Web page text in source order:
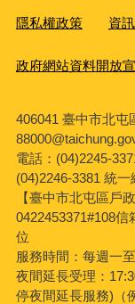
隱私權政策 資
政府網站資料開放
406041 臺中市北屯
電話：(04)2245-
(04)2246-3381統一
【臺中市北屯區戶
0422453371#108
位
服務時間：每週一
夜間延長受理：
停夜間延長服務)